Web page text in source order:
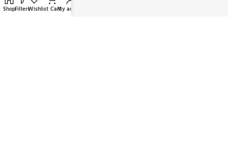
ShopFiltersWishlist CartMy account